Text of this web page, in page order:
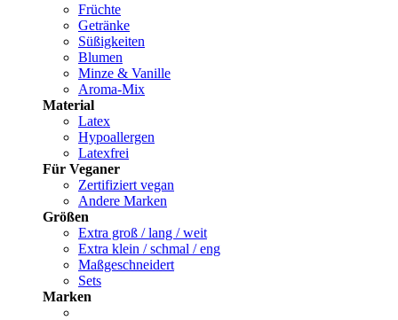
Früchte
Getränke
Süßigkeiten
Blumen
Minze & Vanille
Aroma-Mix
Material
Latex
Hypoallergen
Latexfrei
Für Veganer
Zertifiziert vegan
Andere Marken
Größen
Extra groß / lang / weit
Extra klein / schmal / eng
Maßgeschneidert
Sets
Marken